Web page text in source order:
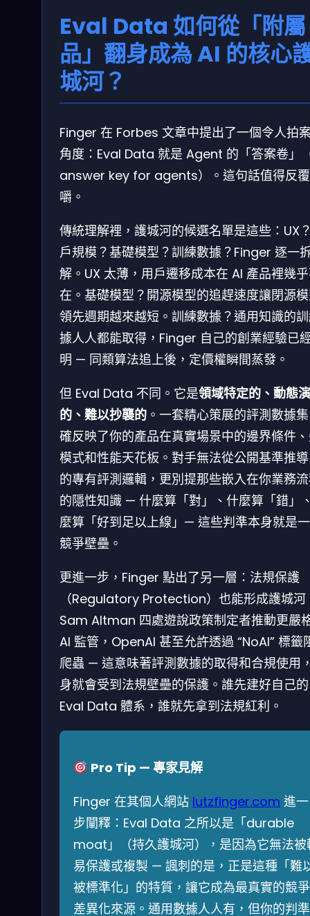
Eval Data 如何從「附屬
品」翻身成為 AI 的核心
城河？
Finger 在 Forbes 文章中提出了一個令人拍
角度：Eval Data 就是 Agent 的「答案卷」
answer key for agents）。這句話值得反
嚼。
傳統理解裡，護城河的候選名單是這些：UX
戶規模？基礎模型？訓練數據？Finger 逐一
解。UX 太薄，用戶遷移成本在 AI 產品裡幾
在。基礎模型？開源模型的追趕速度讓閉源
領先週期越來越短。訓練數據？通用知識的
據人人都能取得，Finger 自己的創業經驗已
明 — 同類算法追上後，定價權瞬間蒸發。
但 Eval Data 不同。它是領域特定的、動態
的、難以抄襲的 。一套精心策展的評測數據
確反映了你的產品在真實場景中的邊界條件
模式和性能天花板。對手無法從公開基準推
的專有評測邏輯，更別提那些嵌入在你業務
的隱性知識 — 什麼算「對」、什麼算「錯」
麼算「好到足以上線」— 這些判準本身就是
競爭壁壘。
更進一步，Finger 點出了另一層：法規保護
（Regulatory Protection）也能形成護城河
Sam Altman 四處遊說政策制定者推動更嚴
AI 監管，OpenAI 甚至允許透過 “NoAI” 標籤
爬蟲 — 這意味著評測數據的取得和合規使用
身就會受到法規壁壘的保護。誰先建好自己的
Eval Data 體系，誰就先拿到法規紅利。
Pro Tip — 專家見解
Finger 在其個人網站 lutzfinger.com 進一
步闡釋：Eval Data 之所以是「durable
moat」（持久護城河），是因為它無法被
易保護或複製 — 諷刺的是，正是這種「難
被標準化」的特質，讓它成為最真實的競爭
差異化來源。通用數據人人有，但你的判準